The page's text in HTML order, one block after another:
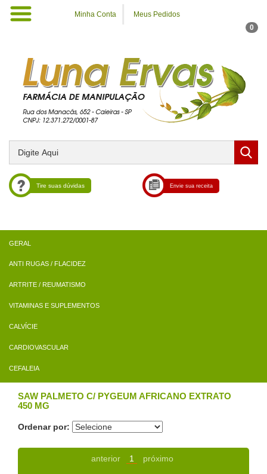
Minha Conta
Meus Pedidos
0
Tire suas dúvidas Envie sua receita
ANTI RUGAS / FLACIDEZ
ARTRITE / REUMATISMO
VITAMINAS E SUPLEMENTOS
CALVÍCIE
CARDIOVASCULAR
CEFALEIA
SAW PALMETO C/ PYGEUM AFRICANO EXTRATO
450 MG
Ordenar por:
anterior 1 próximo